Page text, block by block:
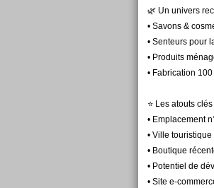
🌿 Un univers
• Savons &
• Senteurs pour
• Produits
• Fabrication
⭐ Les atouts clés
• Emplacement
• Ville
• Boutique
• Potentiel de
• Site e-